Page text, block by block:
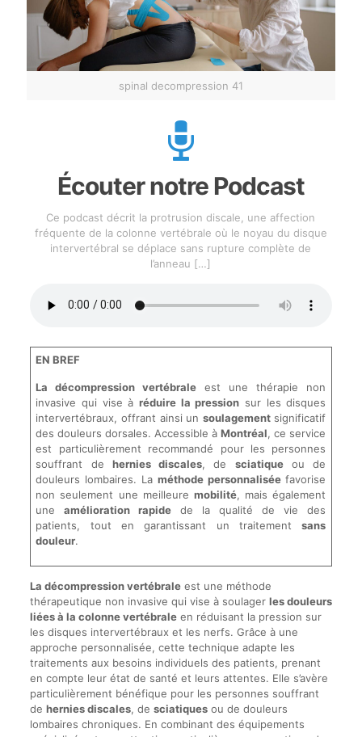
spinal decompression 41
Écouter notre Podcast
Ce podcast décrit la protrusion discale, une affection
fréquente de la colonne vertébrale où le noyau du disque
intervertébral se déplace sans rupture complète de
l’anneau […]
EN BREF
La décompression vertébrale est une thérapie non
invasive qui vise à réduire la pression sur les disques
intervertébraux, offrant ainsi un soulagementsignificatif
des douleurs dorsales. Accessible àMontréal, ce service
est particulièrement recommandé pour les personnes
souffrant de hernies discales, de sciatiqueou de
douleurs lombaires. La méthode personnaliséefavorise
non seulement une meilleure mobilité, mais également
uneamélioration rapide de la qualité de vie des
patients, tout en garantissant un traitementsans
douleur.
La décompression vertébraleest une méthode
thérapeutique non invasive qui vise à soulager les douleurs
liées à la colonne vertébraleen réduisant la pression sur
les disques intervertébraux et les nerfs. Grâce à une
approche personnalisée, cette technique adapte les
traitements aux besoins individuels des patients, prenant
en compte leur état de santé et leurs attentes. Elle s’avère
particulièrement bénéfique pour les personnes souffrant
de hernies discales, de sciatiquesou de douleurs
lombaires chroniques. En combinant des équipements